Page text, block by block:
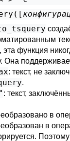
функция
Она
: текст, не
.
: текст,
в
в